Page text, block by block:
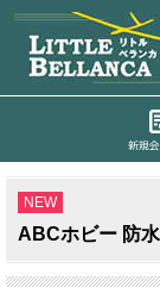
NEW
ABCホビー 防